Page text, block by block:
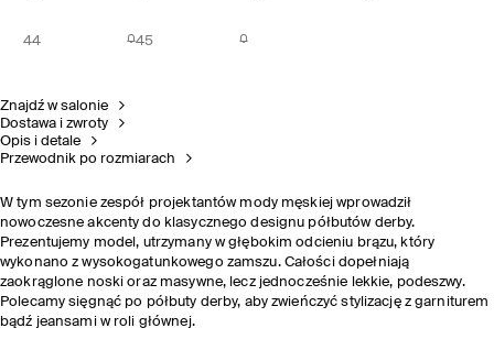
44 45
Znajdź w salonie
Dostawa i zwroty
Opis i detale
Przewodnik po rozmiarach
W tym sezonie zespół projektantów mody męskiej wprowadził
nowoczesne akcenty do klasycznego designu półbutów derby.
Prezentujemy model, utrzymany w głębokim odcieniu brązu, który
wykonano z wysokogatunkowego zamszu. Całości dopełniają
zaokrąglone noski oraz masywne, lecz jednocześnie lekkie, podeszwy.
Polecamy sięgnąć po półbuty derby, aby zwieńczyć stylizację z garniturem
bądź jeansami w roli głównej.